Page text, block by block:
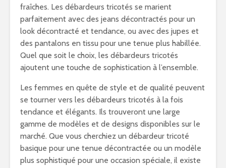
fraîches. Les débardeurs tricotés se marient
parfaitement avec des jeans décontractés pour un
look décontracté et tendance, ou avec des jupes et
des pantalons en tissu pour une tenue plus habillée.
Quel que soit le choix, les débardeurs tricotés
ajoutent une touche de sophistication à l’ensemble.
Les femmes en quête de style et de qualité peuvent
se tourner vers les débardeurs tricotés à la fois
tendance et élégants. Ils trouveront une large
gamme de modèles et de designs disponibles sur le
marché. Que vous cherchiez un débardeur tricoté
basique pour une tenue décontractée ou un modèle
plus sophistiqué pour une occasion spéciale, il existe